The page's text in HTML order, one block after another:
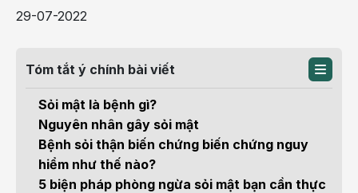
29-07-2022
Tóm tắt ý chính bài viết
Sỏi mật là bệnh gì?
Nguyên nhân gây sỏi mật
Bệnh sỏi thận biến chứng biến chứng nguy
hiểm như thế nào?
5 biện pháp phòng ngừa sỏi mật bạn cần thực